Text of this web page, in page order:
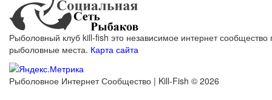
Рыболовный клуб kill-fish это независимое интернет сообщество
рыболовные места. Карта сайта
Рыболовное Интернет Сообщество | Kill-Fish © 2026